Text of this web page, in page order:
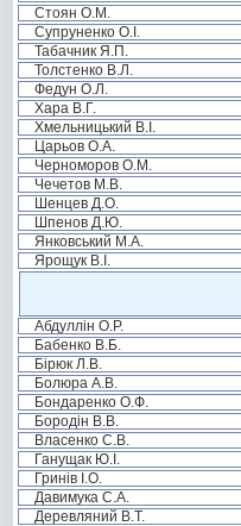
Стоян О.М.
Супруненко О.І.
Табачник Я.П.
Толстенко В.Л.
Федун О.Л.
Хара В.Г.
Хмельницький В.І.
Царьов О.А.
Черноморов О.М.
Чечетов М.В.
Шенцев Д.О.
Шпенов Д.Ю.
Янковський М.А.
Ярощук В.І.
Абдуллін О.Р.
Бабенко В.Б.
Бірюк Л.В.
Болюра А.В.
Бондаренко О.Ф.
Бородін В.В.
Власенко С.В.
Ганущак Ю.І.
Гринів І.О.
Давимука С.А.
Деревляний В.Т.